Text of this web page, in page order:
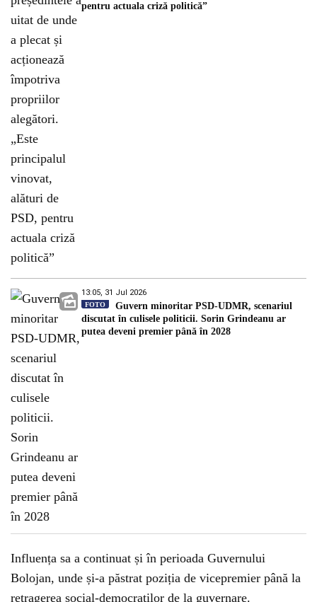
pentru actuala criză politică”
13:05, 31 Jul 2026
FOTO
Guvern minoritar PSD-UDMR, scenariul
discutat în culisele politicii. Sorin Grindeanu ar
putea deveni premier până în 2028
Influența sa a continuat și în perioada Guvernului
Bolojan, unde și-a păstrat poziția de vicepremier până la
retragerea social-democraților de la guvernare.